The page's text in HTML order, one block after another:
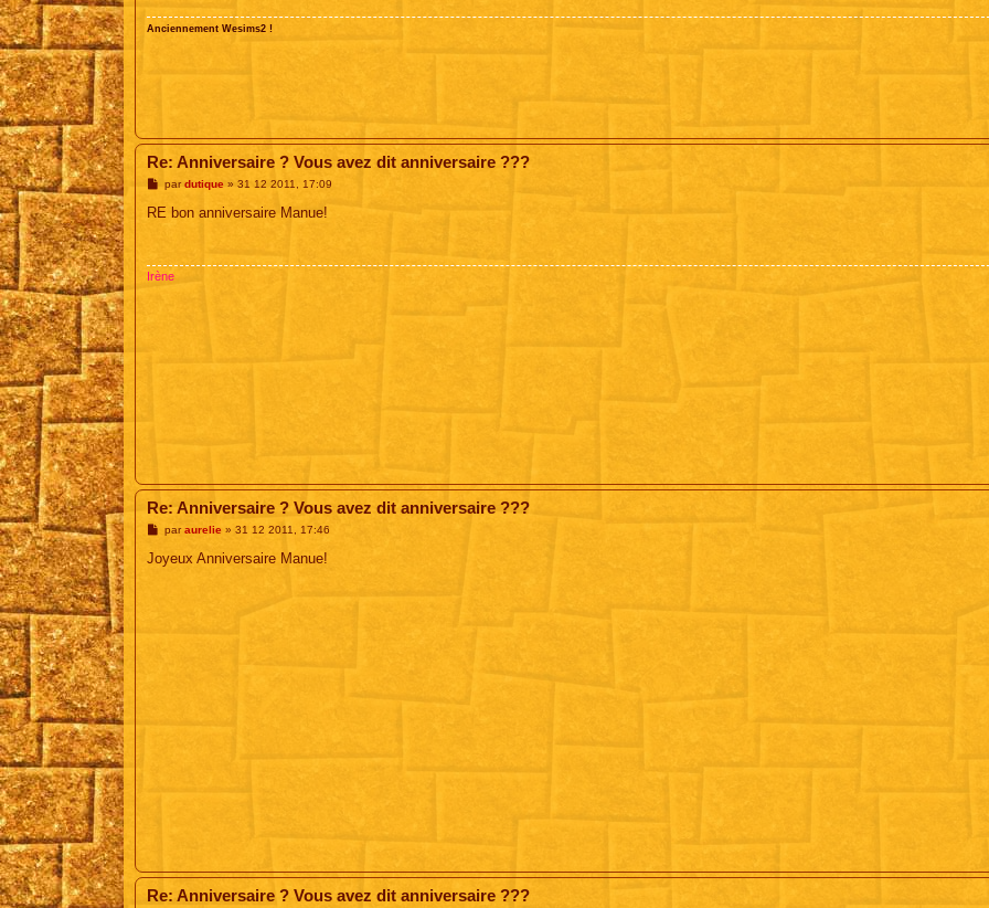
Anciennement Wesims2 !
Re: Anniversaire ? Vous avez dit anniversaire ???
M
s
pardutique» 31 12 2011, 17:09
RE bon anniversaire Manue!
Irène
Re: Anniversaire ? Vous avez dit anniversaire ???
M
s
s
paraurelie» 31 12 2011, 17:46
Joyeux Anniversaire Manue!
Re: Anniversaire ? Vous avez dit anniversaire ???